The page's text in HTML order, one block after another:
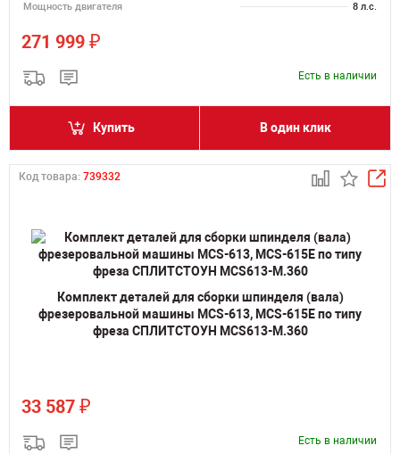
Мощность двигателя
8 л.с.
271 999 ₽
Есть в наличии
Купить В один клик
Код товара: 739332
Комплект деталей для сборки шпинделя (вала)
фрезеровальной машины MCS-613, MCS-615E по типу
фреза СПЛИТСТОУН MCS613-M.360
33 587 ₽
Есть в наличии